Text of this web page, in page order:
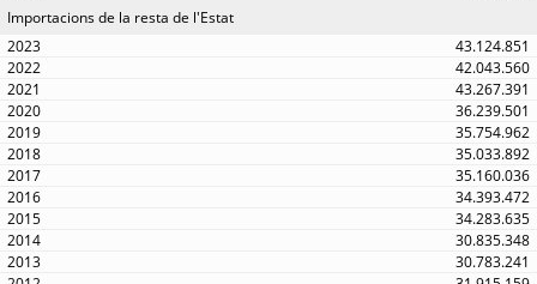
Importacions de la resta de l'Estat
43.124.851
42.043.560
43.267.391
36.239.501
35.754.962
35.033.892
35.160.036
34.393.472
34.283.635
30.835.348
30.783.241